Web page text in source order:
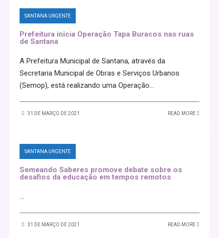
SANTANA URGENTE
Prefeitura inicia Operação Tapa Buracos nas ruas
de Santana
A Prefeitura Municipal de Santana, através da
Secretaria Municipal de Obras e Serviços Urbanos
(Semop), está realizando uma Operação...
31 DE MARÇO DE 2021 READ MORE
SANTANA URGENTE
Semeando Saberes promove debate sobre os
desafios da educação em tempos remotos
...
31 DE MARÇO DE 2021 READ MORE